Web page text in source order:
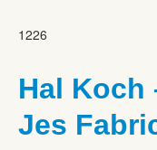
1226
Hal Koch
Jes